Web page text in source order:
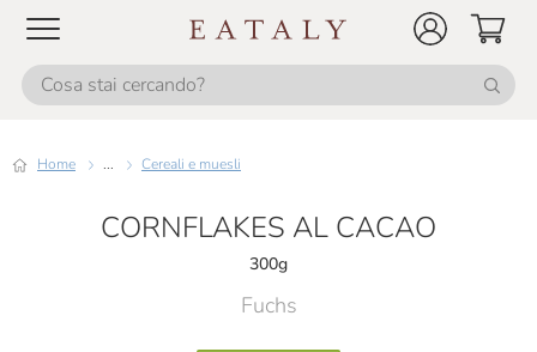
Home ... Cereali e muesli
CORNFLAKES AL CACAO
300g
Fuchs